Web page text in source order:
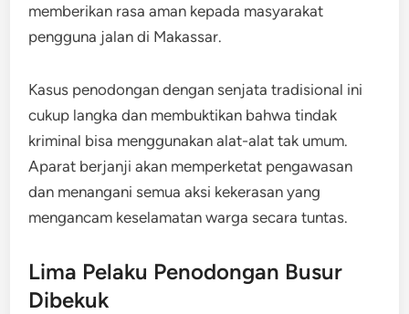
memberikan rasa aman kepada masyarakat
pengguna jalan di Makassar.
Kasus penodongan dengan senjata tradisional ini
cukup langka dan membuktikan bahwa tindak
kriminal bisa menggunakan alat-alat tak umum.
Aparat berjanji akan memperketat pengawasan
dan menangani semua aksi kekerasan yang
mengancam keselamatan warga secara tuntas.
Lima Pelaku Penodongan Busur
Dibekuk